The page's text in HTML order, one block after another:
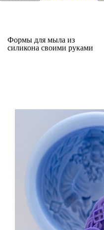
Формы для мыла из
силикона своими руками